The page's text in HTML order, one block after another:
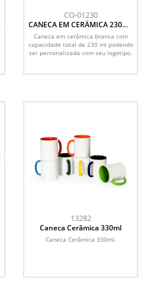
CO-01230
CANECA EM CERÂMICA 230ML
- BRANCA
Caneca em cerâmica branca com
capacidade total de 230 ml podendo
ser personalizada com seu logotipo.
13282
Caneca Cerâmica 330ml
Caneca Cerâmica 330ml.